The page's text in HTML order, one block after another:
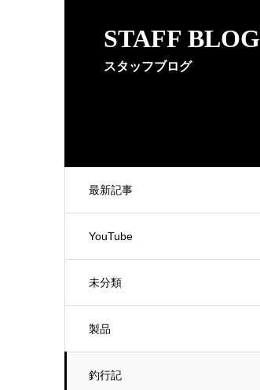
STAFF BLOG
スタッフブログ
最新記事
YouTube
未分類
製品
釣行記